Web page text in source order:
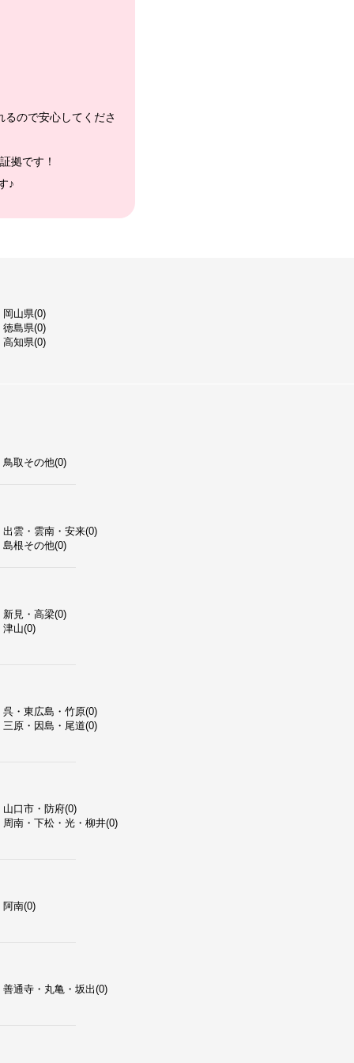
ので安心してくださ
拠です！
♪
岡山県(0)
徳島県(0)
高知県(0)
鳥取その他(0)
出雲・雲南・安来(0)
島根その他(0)
新見・高梁(0)
津山(0)
呉・東広島・竹原(0)
三原・因島・尾道(0)
山口市・防府(0)
周南・下松・光・柳井(0)
阿南(0)
善通寺・丸亀・坂出(0)